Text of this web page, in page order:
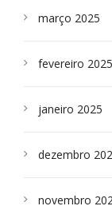
março 2025
fevereiro 2025
janeiro 2025
dezembro
novembro